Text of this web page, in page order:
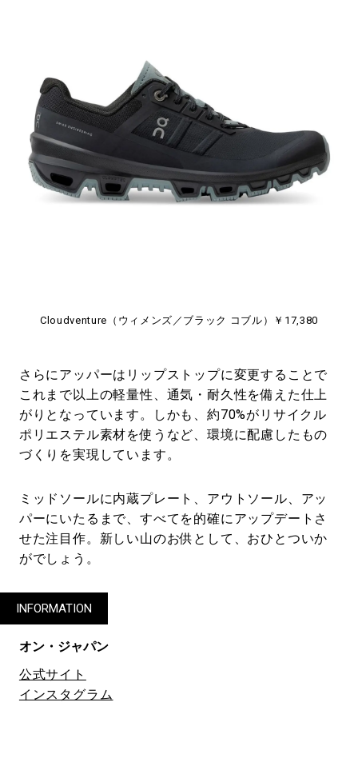
Cloudventure（ウィメンズ／ブラック コブル）￥17,380
さらにアッパーはリップストップに変更することで
これまで以上の軽量性、通気・耐久性を備えた仕上
がりとなっています。しかも、約70%がリサイクル
ポリエステル素材を使うなど、環境に配慮したもの
づくりを実現しています。
ミッドソールに内蔵プレート、アウトソール、アッ
パーにいたるまで、すべてを的確にアップデートさ
せた注目作。新しい山のお供として、おひとついか
がでしょう。
INFORMATION
オン・ジャパン
公式サイト
インスタグラム